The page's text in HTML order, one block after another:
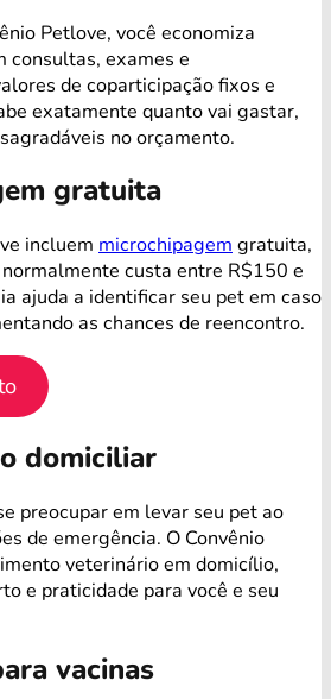
Petlove, você economiza
consultas, exames e
de coparticipação fixos e
exatamente quanto vai gastar,
no orçamento.
gratuita
incluem microchipagem gratuita,
custa entre R$150 e
ajuda a identificar seu pet em caso
as chances de reencontro.
domiciliar
preocupar em levar seu pet ao
de emergência. O Convênio
veterinário em domicílio,
e praticidade para você e seu
vacinas